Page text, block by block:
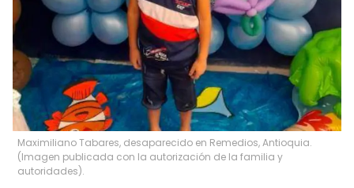
Maximiliano Tabares, desaparecido en Remedios, Antioquia.
(Imagen publicada con la autorización de la familia y
autoridades).